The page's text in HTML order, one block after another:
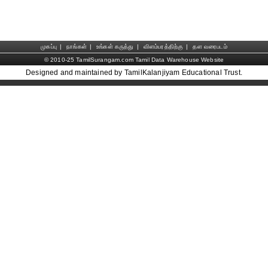
முகப்பு | நாங்கள் | உங்கள் கருத்து | விளம்பரத்திற்கு |
தள வரைபடம்
© 2010-25 TamilSurangam.com Tamil Data Warehouse Website
Designed and maintained by TamilKalanjiyam Educational Trust.